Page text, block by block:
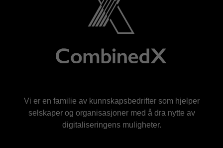
Vi er en familie av kunnskapsbedrifter som hjelper
selskaper og organisasjoner med å dra nytte av
digitaliseringens muligheter.